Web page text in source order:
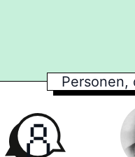
Personen,